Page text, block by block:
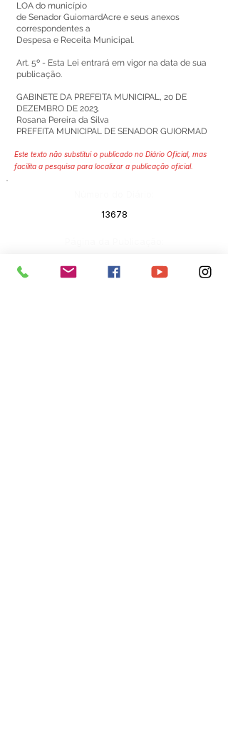
LOA do município
de Senador GuiomardAcre e seus anexos
correspondentes a
Despesa e Receita Municipal.
Art. 5º - Esta Lei entrará em vigor na data de sua
publicação.
GABINETE DA PREFEITA MUNICIPAL, 20 DE
DEZEMBRO DE 2023.
Rosana Pereira da Silva
PREFEITA MUNICIPAL DE SENADOR GUIORMAD
Este texto não substitui o publicado no Diário Oficial, mas
facilita a pesquisa para localizar a publicação oficial.
13678